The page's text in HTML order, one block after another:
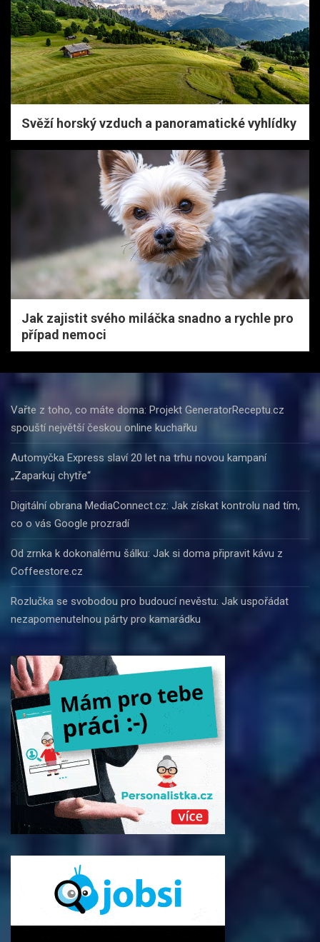
Svěží horský vzduch a panoramatické vyhlídky
Jak zajistit svého miláčka snadno a rychle pro
případ nemoci
Vařte z toho, co máte doma: Projekt GeneratorReceptu.cz
spouští největší českou online kuchařku
Automyčka Express slaví 20 let na trhu novou kampaní
„Zaparkuj chytře“
Digitální obrana MediaConnect.cz: Jak získat kontrolu nad tím,
co o vás Google prozradí
Od zrnka k dokonalému šálku: Jak si doma připravit kávu z
Coffeestore.cz
Rozlučka se svobodou pro budoucí nevěstu: Jak uspořádat
nezapomenutelnou párty pro kamarádku